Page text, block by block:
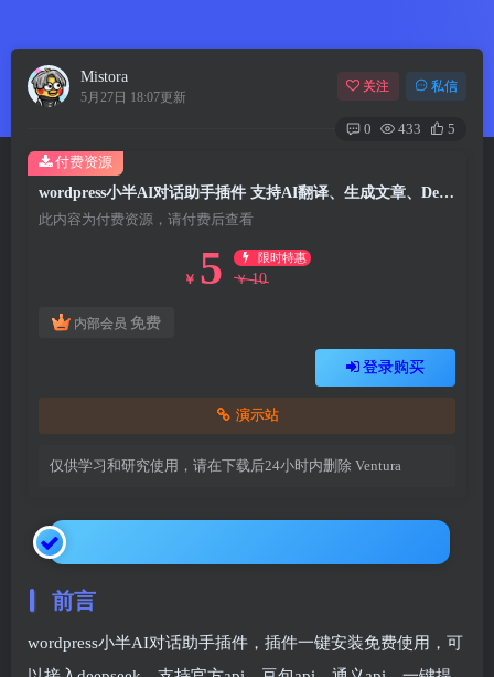
Mistora
5月27日 18:07更新
关注 私信
0 433 5
wordpress小半AI对话助手插件 支持AI翻译、生成文章、Deepseek
此内容为付费资源，请付费后查看
￥ 5 限时特惠
￥ 10
内部会员 免费
登录购买
演示站
仅供学习和研究使用，请在下载后24小时内删除 Ventura
付费资源
前言
wordpress小半AI对话助手插件，插件一键安装免费使用，可